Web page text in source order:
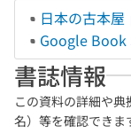
日本の古本屋
Google Book
書誌情報
この資料の詳細や
名）等を確認できま